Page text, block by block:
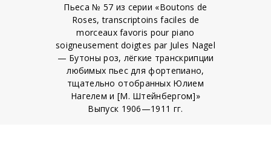
Пьеса № 57 из серии «Boutons de
Roses, transcriptoins faciles de
morceaux favoris pour piano
soigneusement doigtes par Jules Nagel
— Бутоны роз, лёгкие транскрипции
любимых пьес для фортепиано,
тщательно отобранных Юлием
Нагелем и [М. Штейнбергом]»
Выпуск 1906—1911 гг.